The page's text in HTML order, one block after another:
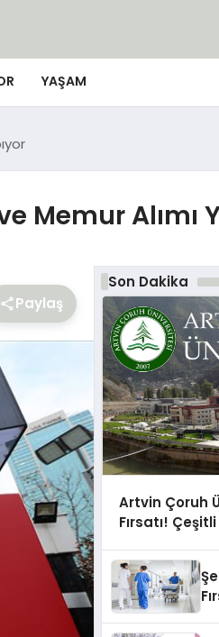
YAŞAM
Memur Alımı
Paylaş
Son Dakika
Artvin Çoruh
Fırsatı!